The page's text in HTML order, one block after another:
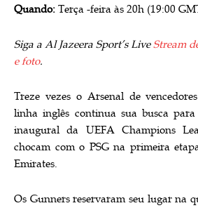
Quando: Terça -feira às 20h (19:00
Siga a Al Jazeera Sport’s LiveStream
e foto.
Treze vezes o Arsenal de
linha inglês continua sua busca
inaugural da UEFA Champions
chocam com o PSG na primeira
Emirates.
Os Gunners reservaram seu lugar na